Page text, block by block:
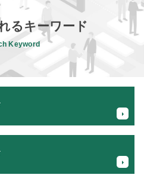
るキーワード
Keyword